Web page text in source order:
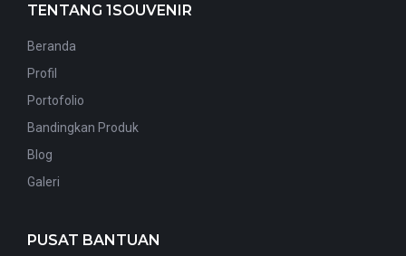
TENTANG 1SOUVENIR
Beranda
Profil
Portofolio
Bandingkan Produk
Blog
Galeri
PUSAT BANTUAN